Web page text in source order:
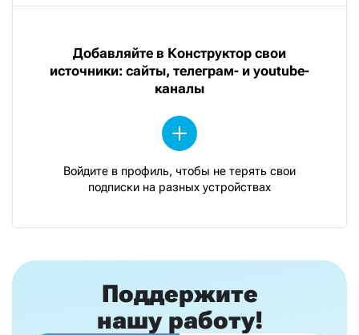
Добавляйте в Конструктор свои
источники: сайты, телеграм- и youtube-
каналы
Войдите в профиль, чтобы не терять свои
подписки на разных устройствах
Поддержите
нашу работу!